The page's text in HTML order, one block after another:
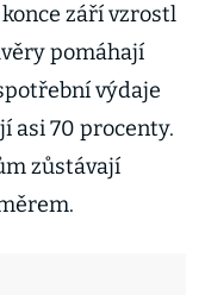
září vzrostl
pomáhají
výdaje
asi 70 procenty.
zůstávají